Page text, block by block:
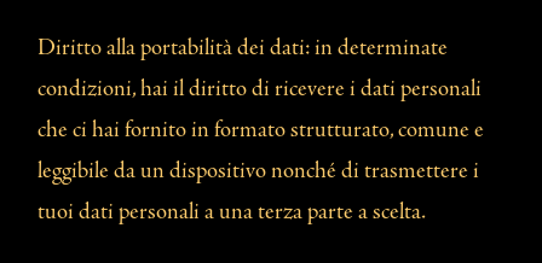
Diritto alla portabilità dei dati: in determinate
condizioni, hai il diritto di ricevere i dati personali
che ci hai fornito in formato strutturato, comune e
leggibile da un dispositivo nonché di trasmettere i
tuoi dati personali a una terza parte a scelta.